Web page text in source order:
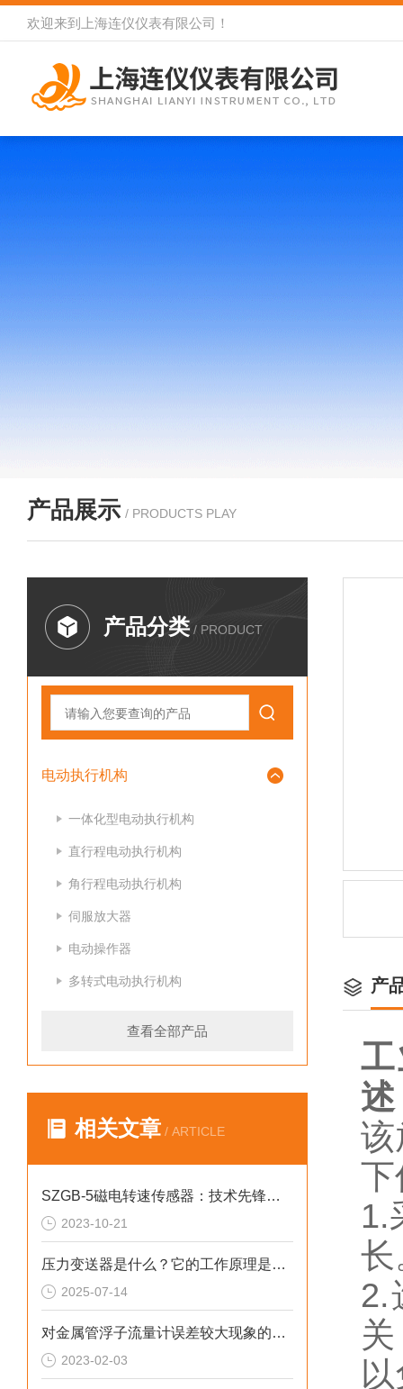
欢迎来到 上海连仪仪表有限公司 ！
产品展示 / PRODUCTS PLAY
产品分类 / PRODUCT
电动执行机构
一体化型电动执行机构
直行程电动执行机构
角行程电动执行机构
伺服放大器
电动操作器
多转式电动执行机构
查看全部产品
相关文章 / ARTICLE
SZGB-5磁电转速传感器：技术先锋，驱动工业发展
2023-10-21
压力变送器是什么？它的工作原理是什么？
2025-07-14
对金属管浮子流量计误差较大现象的分析
2023-02-03
产
述
该
下
1.
长
2.